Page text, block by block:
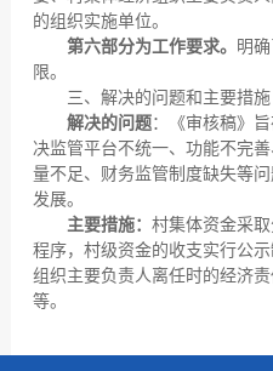
的组织实施单位。
第六部分为工作要求。 明
限。
三、解决的问题和主要措施
解决的问题：《审核稿》
决监管平台不统一、功能不完
量不足、财务监管制度缺失等
发展。
主要措施： 村集体资金采
程序，村级资金的收支实行公
组织主要负责人离任时的经济
等。